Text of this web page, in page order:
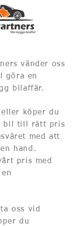
vänder oss
göra en
bilaffär.
köper du
bil till rätt pris
med att
hand.
pris med
oss vid
du